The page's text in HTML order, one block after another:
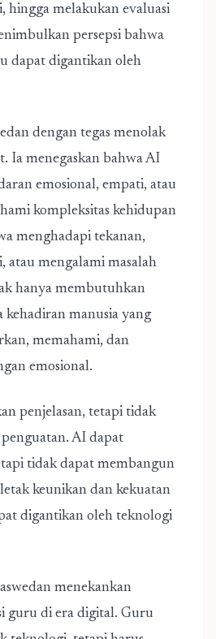
hingga melakukan evaluasi
persepsi bahwa
dapat digantikan oleh
dengan tegas menolak
Ia menegaskan bahwa AI
emosional, empati, atau
kompleksitas kehidupan
menghadapi tekanan,
atau mengalami masalah
hanya membutuhkan
kehadiran manusia yang
memahami, dan
emosional.
penjelasan, tetapi tidak
AI dapat
tidak dapat membangun
keunikan dan kekuatan
digantikan oleh teknologi
menekankan
guru di era digital. Guru